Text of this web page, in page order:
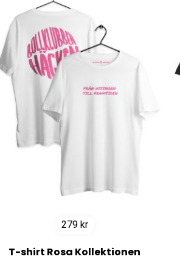
279 kr
T-shirt Rosa Kollektionen